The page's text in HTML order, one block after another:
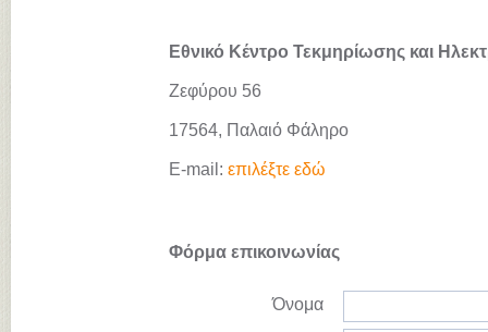
Εθνικό Κέντρο Τεκμηρίωσης και
Ζεφύρου 56
17564, Παλαιό Φάληρο
E-mail: επιλέξτε εδώ
Φόρμα επικοινωνίας
Όνομα